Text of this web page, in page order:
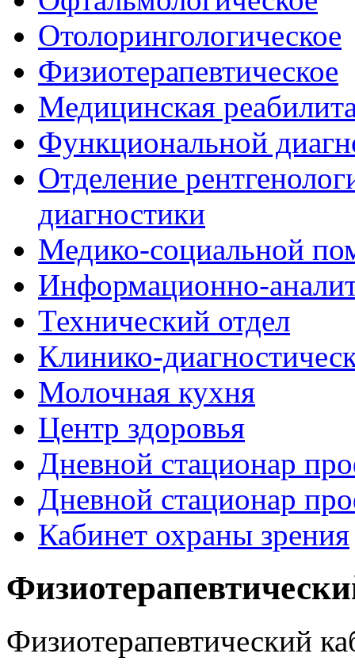
Отолорингологическое
Физиотерапевтическое
Медицинская
Функциональной
Отделение
диагностики
Медико-социальной
Информационно-
Технический отдел
Клинико-
Молочная кухня
Центр здоровья
Дневной стационар
Дневной стационар
Кабинет охраны зрения
Рыболовные катушки http://nachodki.ru/shop/okhota-turizm-
Физиотерапевтический